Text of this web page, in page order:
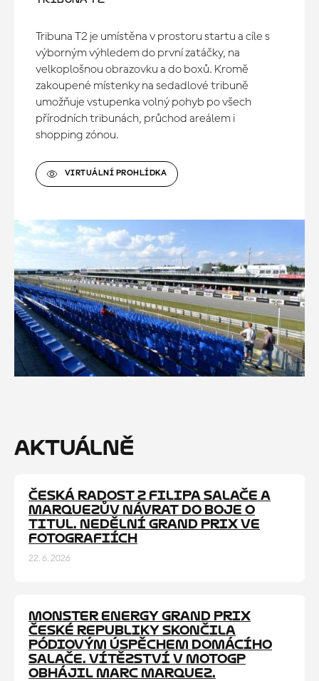
Tribuna T2 je umístěna v prostoru startu a cíle s
výborným výhledem do první zatáčky, na
velkoplošnou obrazovku a do boxů. Kromě
zakoupené místenky na sedadlové tribuně
umožňuje vstupenka volný pohyb po všech
přírodních tribunách, průchod areálem i
shopping zónou.
VIRTUÁLNÍ PROHLÍDKA
AKTUÁLNĚ
GALERIE
ČESKÁ RADOST Z FILIPA SALAČE A
MARQUEZŮV NÁVRAT DO BOJE O
TITUL. NEDĚLNÍ GRAND PRIX VE
FOTOGRAFIÍCH
22. 6. 2026
ČLÁNEK
MONSTER ENERGY GRAND PRIX
ČESKÉ REPUBLIKY SKONČILA
PÓDIOVÝM ÚSPĚCHEM DOMÁCÍHO
SALAČE. VÍTĚZSTVÍ V MOTOGP
OBHÁJIL MARC MARQUEZ.